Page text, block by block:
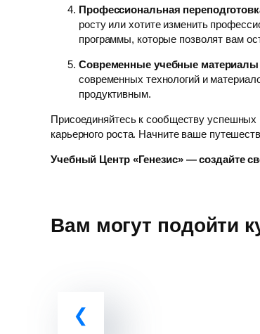
Профессиональная
росту или хотите изменить
программы, которые позволят вам
Современные учебные материалы
современных технологий и
продуктивным.
Присоединяйтесь к сообществу
карьерного роста. Начните ваше
Учебный Центр «Генезис» — создайте
Вам могут подойти